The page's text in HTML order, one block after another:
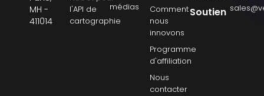
MH -
411014
l'API de
cartographie
médias
Comment
nous
innovons
Programme
d'affiliation
Nous
contacter
Soutien